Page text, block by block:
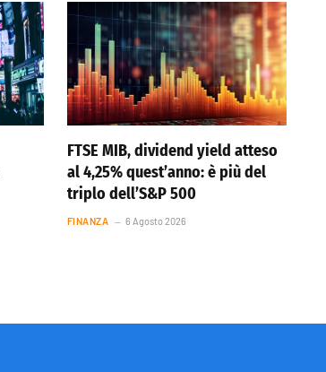
FTSE MIB, dividend yield atteso
al 4,25% quest’anno: è più del
triplo dell’S&P 500
FINANZA 6 Agosto 2026